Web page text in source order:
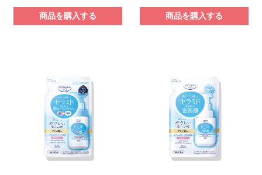
商品を購入する 商品を購入する